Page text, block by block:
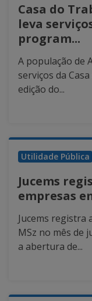
Casa do
leva
program...
A população de
serviços da
edição do...
Utilidade Pública
Jucems
empresas
Jucems registra
MSz no mês de
a abertura de...